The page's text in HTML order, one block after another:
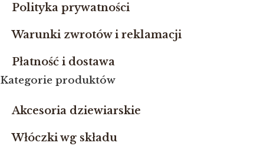
Polityka prywatności
Warunki zwrotów i reklamacji
Płatność i dostawa
Kategorie produktów
Akcesoria dziewiarskie
Włóczki wg składu